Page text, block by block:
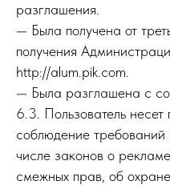
разглашения.
— Была получена от
получения
http://alum.pik.com.
— Была разглашена с
6.3. Пользователь несет
соблюдение требований
числе законов о
смежных прав, об